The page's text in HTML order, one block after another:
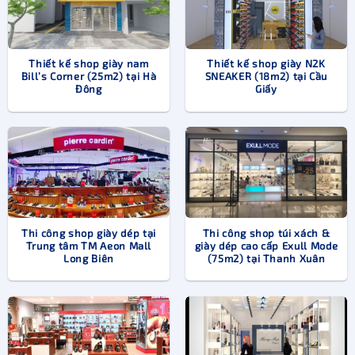
Thiết kế và thi công nội thất shop giày dép
Bạn có mặt bằng nhỏ nhưng vẫn muốn thiết kế shop giày
dép đẹp, thoải mái?
Bạn cần thiết kế cửa hàng giày dép thật sang trọng, đẳng
cấp để phục vụ những khách “sộp”?
Thiết kế shop giày nam
Bill’s Corner (25m2) tại Hà
Đông
Thiết kế shop giày N2K
SNEAKER (18m2) tại Cầu
Giấy
Thi công shop giày dép tại
Trung tâm TM Aeon Mall
Long Biên
Thi công shop túi xách &
giày dép cao cấp Exull Mode
(75m2) tại Thanh Xuân